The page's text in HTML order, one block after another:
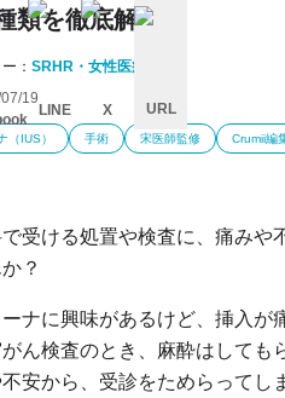
類を徹底解説
： SRHR・女性医療
19
（IUS） 手術 宋医師監修 Crumii編
受ける処置や検査に、痛みや
？
ーナに興味があるけど、挿入が
がん検査のとき、麻酔はして
安から、受診をためらってし
LINE X URL